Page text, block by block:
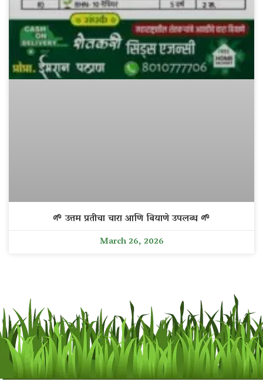
🌱 उत्तम प्रतीचा चारा आणि बियाणे उपलब्ध 🌱
March 26, 2026